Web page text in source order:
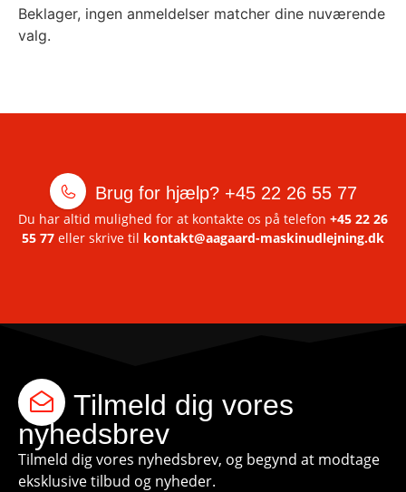
Beklager, ingen anmeldelser matcher dine nuværende
valg.
Brug for hjælp? +45 22 26 55 77
Du har altid mulighed for at kontakte os på telefon +45 22 26
55 77 eller skrive til kontakt@aagaard-maskinudlejning.dk
Tilmeld dig vores
nyhedsbrev
Tilmeld dig vores nyhedsbrev, og begynd at modtage
eksklusive tilbud og nyheder.